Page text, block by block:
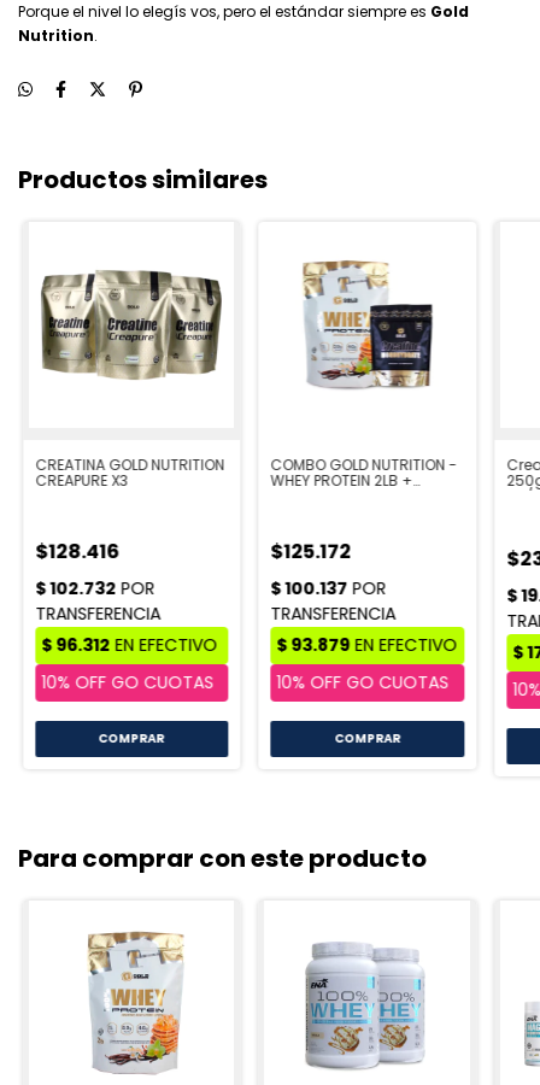
Porque el nivel lo elegís vos, pero el estándar siempre es Gold
Nutrition.
Productos similares
CREATINA GOLD NUTRITION
CREAPURE X3
$128.416
COMBO GOLD NUTRITION -
WHEY PROTEIN 2LB +
$125.172
COMPRAR
09/
Para comprar con este producto